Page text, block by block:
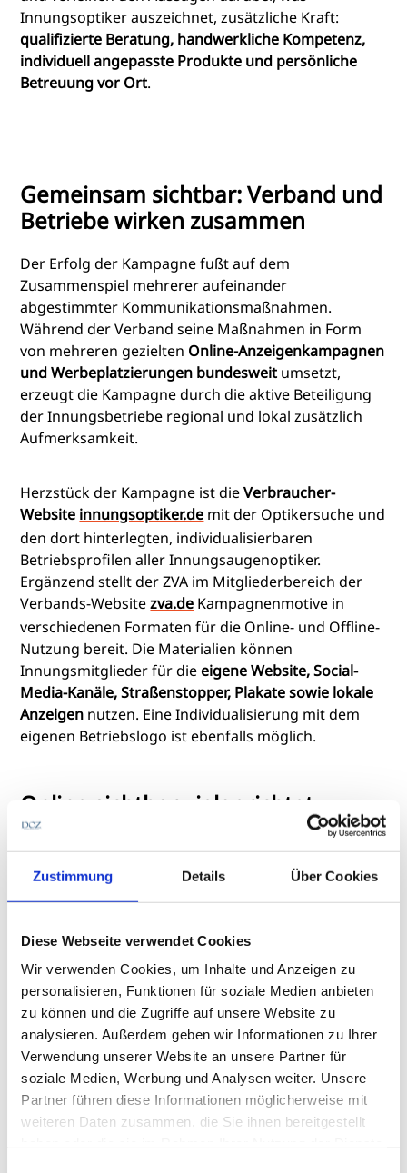
Zustimmung Details Über Cookies
Diese Webseite verwendet Cookies
Wir verwenden Cookies, um Inhalte und Anzeigen zu
personalisieren, Funktionen für soziale Medien anbieten
zu können und die Zugriffe auf unsere Website zu
analysieren. Außerdem geben wir Informationen zu Ihrer
Verwendung unserer Website an unsere Partner für
soziale Medien, Werbung und Analysen weiter. Unsere
Partner führen diese Informationen möglicherweise mit
weiteren Daten zusammen, die Sie ihnen bereitgestellt
Innungsoptiker auszeichnet, zusätzliche Kraft:
qualifizierte Beratung, handwerkliche Kompetenz,
individuell angepasste Produkte und persönliche
Betreuung vor Ort.
Gemeinsam sichtbar: Verband und
Betriebe wirken zusammen
Der Erfolg der Kampagne fußt auf dem
Zusammenspiel mehrerer aufeinander
abgestimmter Kommunikationsmaßnahmen.
Während der Verband seine Maßnahmen in Form
von mehreren gezielten Online-Anzeigenkampagnen
und Werbeplatzierungen bundesweit umsetzt,
erzeugt die Kampagne durch die aktive Beteiligung
der Innungsbetriebe regional und lokal zusätzlich
Aufmerksamkeit.
Herzstück der Kampagne ist dieVerbraucher-
Website innungsoptiker.de mit der Optikersuche und
den dort hinterlegten, individualisierbaren
Betriebsprofilen aller Innungsaugenoptiker.
Ergänzend stellt der ZVA im Mitgliederbereich der
Verbands-Websitezva.de Kampagnenmotive in
verschiedenen Formaten für die Online- und Offline-
Nutzung bereit. Die Materialien können
Innungsmitglieder für dieeigene Website, Social-
Media-Kanäle, Straßenstopper, Plakate sowie lokale
Anzeigen nutzen. Eine Individualisierung mit dem
eigenen Betriebslogo ist ebenfalls möglich.
Online sichtbar, zielgerichtet
präsent
Damit Verbraucher auf die Innungsbetriebe in der
Verbandsebene werden daherbundesweite Online-
Advertising-Maßnahmen
initiiert. Die Anzeigen
werden über mehrere Wochen zielgruppengenau
ausgespielt und führen bei Klick auf die Kampagnen-
Website innungsoptiker.de mit der dort überall
präsenten Optikersuche.
Ab Herbst werden „Ihre Innungsoptiker“ zudem auf
Deutschlands reichweitenstärkster Lernplattform
Studyflixinsbesondere die Aufmerksamkeit von